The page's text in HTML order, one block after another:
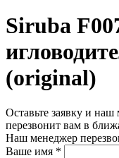
Siruba
(original)
Оставьте заявку и наш
перезвонит вам в
Наш менеджер
Ваше имя *